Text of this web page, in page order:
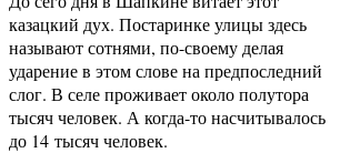
казацкий дух. По­старинке улицы здесь
называют сотнями, по-своему делая
ударение в этом слове на предпоследний
слог. В селе проживает около полутора
тысяч человек. А когда-­то насчитывалось
до 14 тысяч человек.